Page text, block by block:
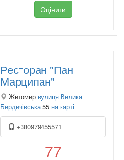
Оцінити
Ресторан "Пан
Марципан"
Житомир вулиця Велика
Бердичівська55 на карті
+380979455571
77